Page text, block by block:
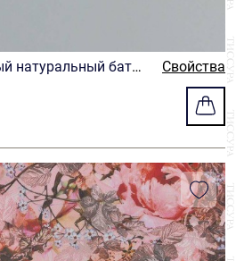
натуральный батис
Свойства